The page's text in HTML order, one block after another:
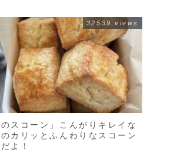
のスコーン」こんがりキレイな
カリッとふんわりなスコーン
よ！
32539 views